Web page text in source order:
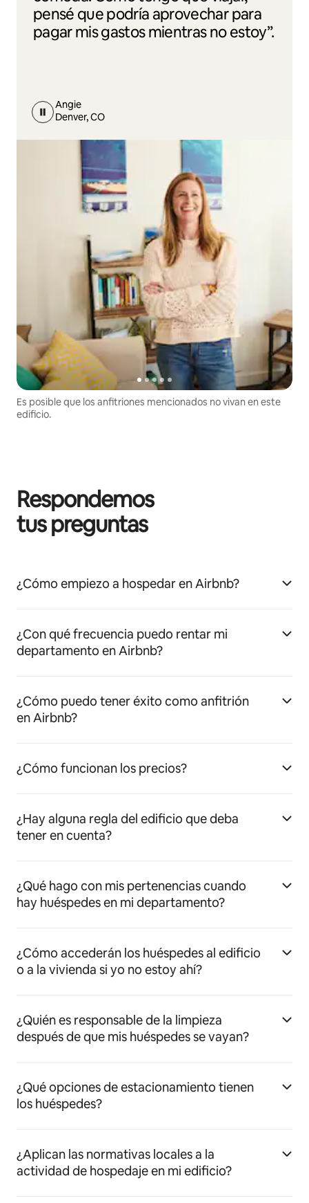
pensé que podría aprovechar para
pagar mis gastos mientras no estoy”.
Angie
Denver, CO
Es posible que los anfitriones mencionados no vivan en este
edificio.
Respondemos
tus preguntas
¿Cómo empiezo a hospedar en Airbnb?
¿Con qué frecuencia puedo rentar mi
departamento en Airbnb?
¿Cómo puedo tener éxito como anfitrión
en Airbnb?
¿Cómo funcionan los precios?
¿Hay alguna regla del edificio que deba
tener en cuenta?
¿Qué hago con mis pertenencias cuando
hay huéspedes en mi departamento?
¿Cómo accederán los huéspedes al edificio
o a la vivienda si yo no estoy ahí?
¿Quién es responsable de la limpieza
después de que mis huéspedes se vayan?
¿Qué opciones de estacionamiento tienen
los huéspedes?
¿Aplican las normativas locales a la
actividad de hospedaje en mi edificio?